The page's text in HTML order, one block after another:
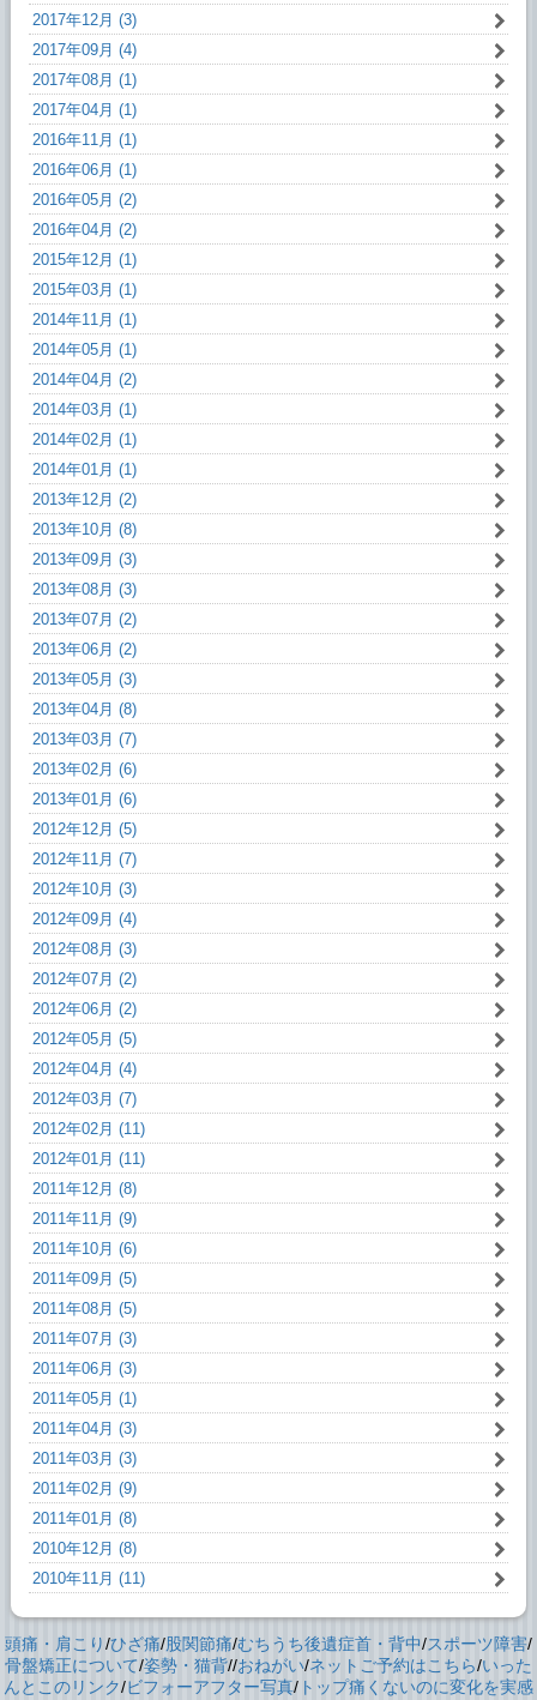
2017年12月 (3)
2017年09月 (4)
2017年08月 (1)
2017年04月 (1)
2016年11月 (1)
2016年06月 (1)
2016年05月 (2)
2016年04月 (2)
2015年12月 (1)
2015年03月 (1)
2014年11月 (1)
2014年05月 (1)
2014年04月 (2)
2014年03月 (1)
2014年02月 (1)
2014年01月 (1)
2013年12月 (2)
2013年10月 (8)
2013年09月 (3)
2013年08月 (3)
2013年07月 (2)
2013年06月 (2)
2013年05月 (3)
2013年04月 (8)
2013年03月 (7)
2013年02月 (6)
2013年01月 (6)
2012年12月 (5)
2012年11月 (7)
2012年10月 (3)
2012年09月 (4)
2012年08月 (3)
2012年07月 (2)
2012年06月 (2)
2012年05月 (5)
2012年04月 (4)
2012年03月 (7)
2012年02月 (11)
2012年01月 (11)
2011年12月 (8)
2011年11月 (9)
2011年10月 (6)
2011年09月 (5)
2011年08月 (5)
2011年07月 (3)
2011年06月 (3)
2011年05月 (1)
2011年04月 (3)
2011年03月 (3)
2011年02月 (9)
2011年01月 (8)
2010年12月 (8)
2010年11月 (11)
頭痛・肩こり/ひざ痛/股関節痛/むちうち後遺症首・背中/スポーツ障害/
骨盤矯正について/姿勢・猫背//おねがい/ネットご予約はこちら/いった
んとこのリンク/ビフォーアフター写真/ トップ痛くないのに変化を実感